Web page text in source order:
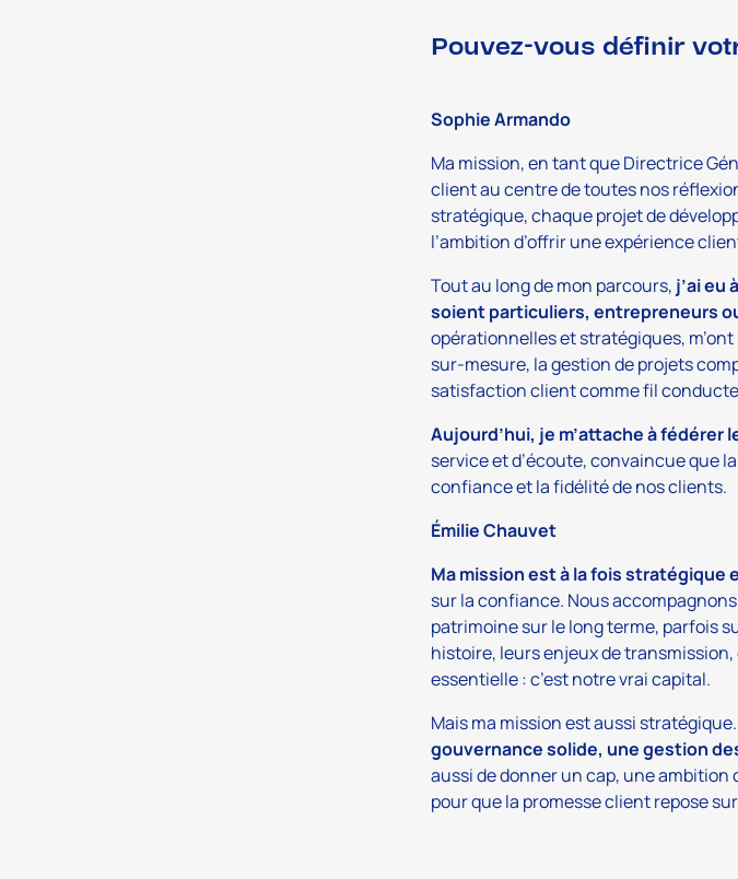
Pouvez-vous définir
Sophie Armando
Ma mission, en tant que Directrice
client au centre de toutes nos
stratégique, chaque projet de
l’ambition d’offrir une expérience
Tout au long de mon parcours, j’ai eu
soient particuliers, entrepreneurs
opérationnelles et stratégiques,
sur-mesure, la gestion de projets
satisfaction client comme fil
Aujourd’hui, je m’attache à
service et d’écoute, convaincue que
confiance et la fidélité de nos clients.
Émilie Chauvet
Ma mission est à la fois stratégique
sur la confiance. Nous
patrimoine sur le long terme, parfois
histoire, leurs enjeux de
essentielle : c’est notre vrai capital.
Mais ma mission est aussi stratégique.
gouvernance solide, une gestion
aussi de donner un cap, une
pour que la promesse client repose